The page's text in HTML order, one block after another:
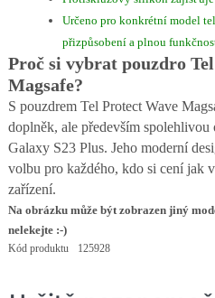
Určeno pro konkrétní model
přizpůsobení a plnou
Proč si vybrat pouzdro
Magsafe?
S pouzdrem Tel Protect Wave
doplněk, ale především spolehlivou
Galaxy S23 Plus. Jeho moderní
volbu pro každého, kdo si cení jak
zařízení.
Na obrázku může být zobrazen jiný
nelekejte :-)
Kód produktu 125928